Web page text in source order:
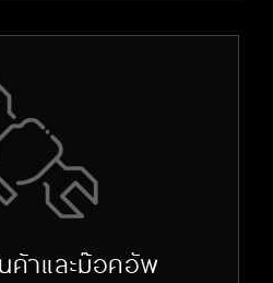
ค้าและม๊อคอัพ